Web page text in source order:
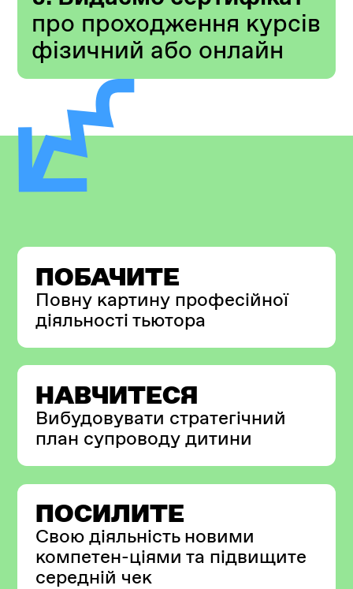
про проходження курсів
фізичний або онлайн
ПОБАЧИТЕ
Повну картину професійної
діяльності тьютора
НАВЧИТЕСЯ
Вибудовувати стратегічний
план супроводу дитини
ПОСИЛИТЕ
Свою діяльність новими
компетен-ціями та підвищите
середній чек